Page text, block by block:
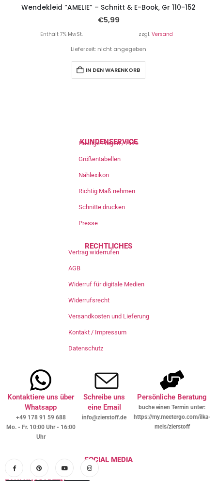
Wendekleid “AMELIE” – Schnitt & E-Book, Gr 110-152
€5,99
Enthält 7% MwSt. zzgl. Versand
Lieferzeit: nicht angegeben
IN DEN WARENKORB
KUNDENSERVICE
Häufige Fragen / Hilfe
Größentabellen
Nählexikon
Richtig Maß nehmen
Schnitte drucken
Presse
RECHTLICHES
Vertrag widerrufen
AGB
Widerruf für digitale Medien
Widerrufsrecht
Versandkosten und Lieferung
Kontakt / Impressum
Datenschutz
Kontaktiere uns über
Whatsapp
+49 178 91 59 688
Mo. - Fr. 10:00 Uhr - 16:00
Uhr
Schreibe uns
eine Email
info@zierstoff.de
Persönliche Beratung
buche einen Termin unter:
https://my.meetergo.com/ilka-
meis/zierstoff
SOCIAL MEDIA